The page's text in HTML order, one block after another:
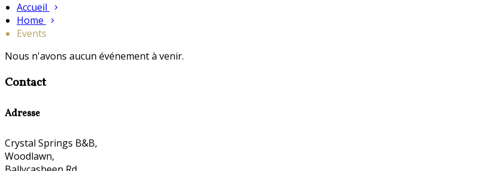
Accueil
Home
Events
Nous n'avons aucun événement à venir.
Contact
Adresse
Crystal Springs B&B,
Woodlawn,